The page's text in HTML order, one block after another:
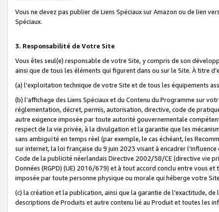
Vous ne devez pas publier de Liens Spéciaux sur Amazon ou de lien
Spéciaux.
3. Responsabilité de Votre Site
Vous êtes seul(e) responsable de votre Site, y compris de son
ainsi que de tous les éléments qui figurent dans ou sur le Site. À titre
(a) l’exploitation technique de votre Site et de tous les équipements
(b) l’affichage des Liens Spéciaux et du Contenu du Programme sur
réglementation, décret, permis, autorisation, directive, code de
autre exigence imposée par toute autorité gouvernementale
respect de la vie privée, à la divulgation et la garantie que les
sans ambiguïté en temps réel (par exemple, le cas échéant, les
sur internet, la loi française du 9 juin 2023 visant à encadrer
Code de la publicité néerlandais Directive 2002/58/CE (directive vie
Données (RGPD) (UE) 2016/679) et à tout accord conclu entre vous
imposée par toute personne physique ou morale qui héberge votre
(c) la création et la publication, ainsi que la garantie de l’exactitude,
descriptions de Produits et autre contenu lié au Produit et toutes les